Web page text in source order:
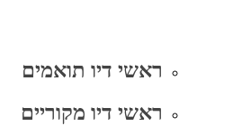
ראשי דיו תואמים
ראשי דיו מקוריים